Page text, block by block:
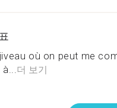
où on peut me
à...더 보기